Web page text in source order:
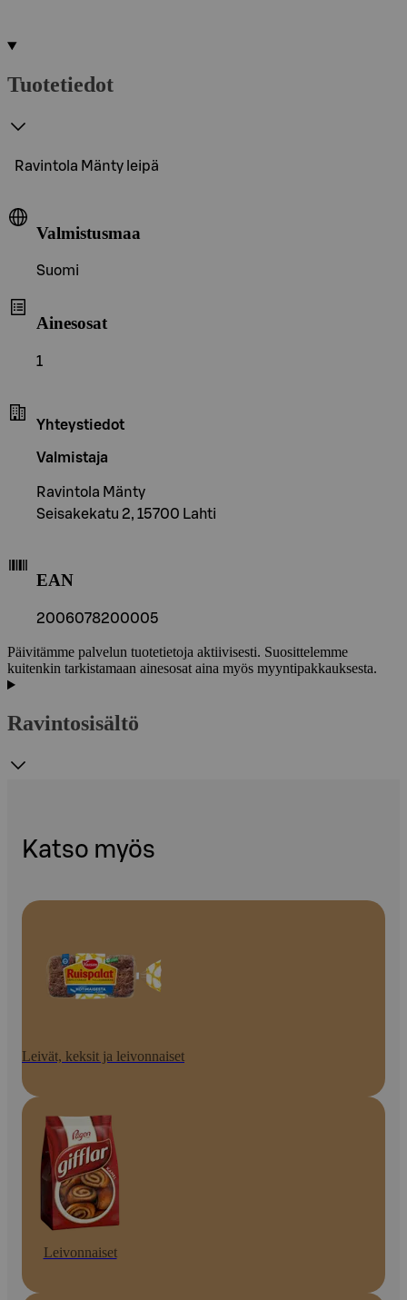
Tuotetiedot
Ravintola Mänty leipä
Valmistusmaa
Suomi
Ainesosat
1
Yhteystiedot
Valmistaja
Ravintola Mänty
Seisakekatu 2, 15700 Lahti
EAN
2006078200005
Päivitämme palvelun tuotetietoja aktiivisesti. Suosittelemme
kuitenkin tarkistamaan ainesosat aina myös myyntipakkauksesta.
Ravintosisältö
Katso myös
Leivät, keksit ja leivonnaiset
Leivonnaiset